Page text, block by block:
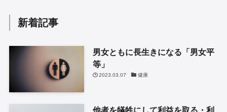
新着記事
男女ともに長生きになる「男女平
等」
2023.03.07 健康
他者を犠牲にして利益を取る・利